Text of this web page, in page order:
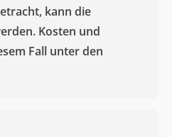
kann die
Kosten und
Fall unter den